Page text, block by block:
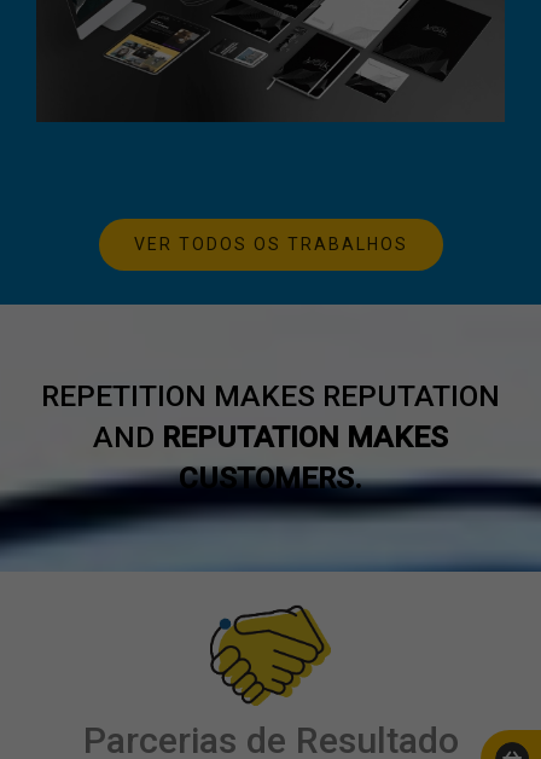
Branding Design Gráfico Destaque Digital
VER TODOS OS TRABALHOS
REPETITION MAKES REPUTATION
AND REPUTATION MAKES
CUSTOMERS.
Parcerias de Resultado